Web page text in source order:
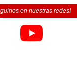
en nuestras redes!